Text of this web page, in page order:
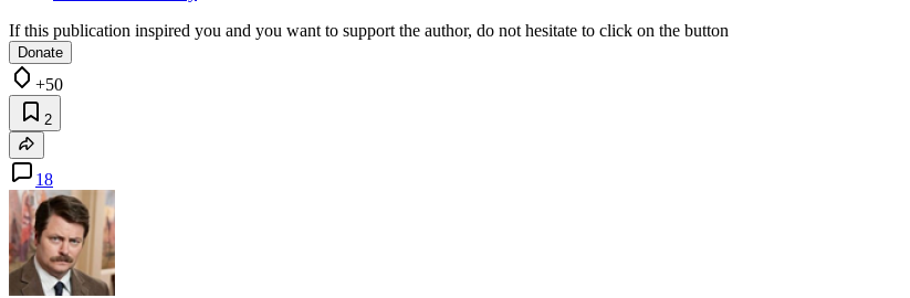
If this publication inspired you and you want to support the author, do not hesitate to click on the button
Donate
+50
2
18